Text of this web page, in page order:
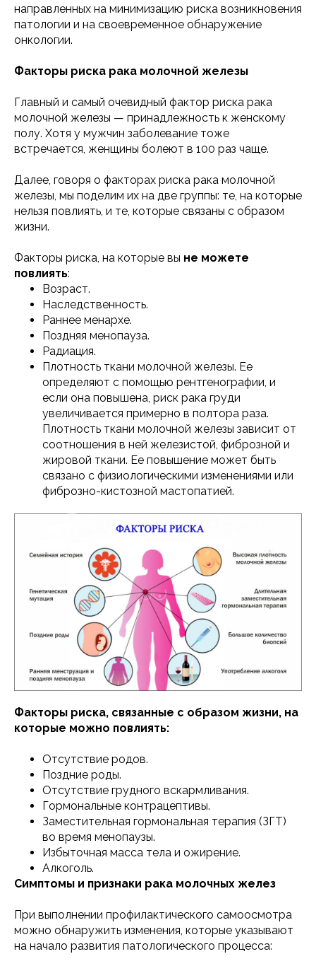
направленных на минимизацию риска возникновения
патологии и на своевременное обнаружение
онкологии.
Факторы риска рака молочной железы
Главный и самый очевидный фактор риска рака
молочной железы — принадлежность к женскому
полу. Хотя у мужчин заболевание тоже
встречается, женщины болеют в 100 раз чаще.
Далее, говоря о факторах риска рака молочной
железы, мы поделим их на две группы: те, на которые
нельзя повлиять, и те, которые связаны с образом
жизни.
Факторы риска, на которые вы не можете
повлиять:
Возраст.
Наследственность.
Раннее менархе.
Поздняя менопауза.
Радиация.
Плотность ткани молочной железы. Ее
определяют с помощью рентгенографии, и
если она повышена, риск рака груди
увеличивается примерно в полтора раза.
Плотность ткани молочной железы зависит от
соотношения в ней железистой, фиброзной и
жировой ткани. Ее повышение может быть
связано с физиологическими изменениями или
фиброзно-кистозной мастопатией.
Факторы риска, связанные с образом жизни, на
которые можно повлиять:
Отсутствие родов.
Поздние роды.
Отсутствие грудного вскармливания.
Гормональные контрацептивы.
Заместительная гормональная терапия (ЗГТ)
во время менопаузы.
Избыточная масса тела и ожирение.
Алкоголь.
Симптомы и признаки рака молочных желез
При выполнении профилактического самоосмотра
можно обнаружить изменения, которые указывают
на начало развития патологического процесса: